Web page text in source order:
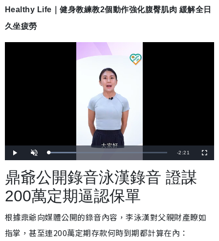
Healthy Life｜健身教練教2個動作強化腹臀肌肉 緩解全日
久坐疲勞
播
放
開
啟
載
入
:
2
2
9
8
%
剩
時
-2:21
全
螢
鼎爺公開錄音泳漢錄音 證謀
200萬定期逼認保單
根據鼎爺向媒體公開的錄音內容，李泳漢對父親財產瞭如
指掌，甚至連200萬定期存款何時到期都計算在內：